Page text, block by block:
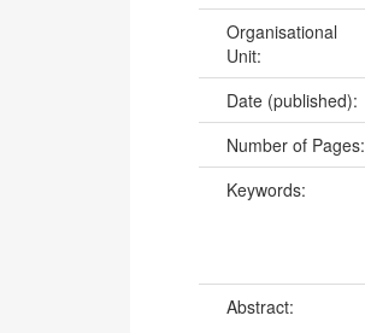
Organisational
Unit:
Date (published):
Number of Pages:
Keywords:
Abstract: